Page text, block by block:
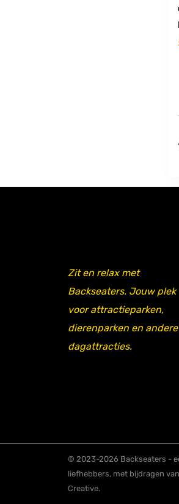
Zit en relax met
Backseaters. Jouw plek
voor attractieparken,
dierenparken en andere
dagattracties.
© 2023-2026 Backseaters -
liefhebbers, met bijdragen
Creative.